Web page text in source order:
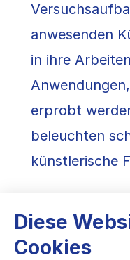
anwesenden
in ihre
erprobt
beleuchten
künstlerische
Mit Beiträgen
Jonny-Bix
Diese
Cookies